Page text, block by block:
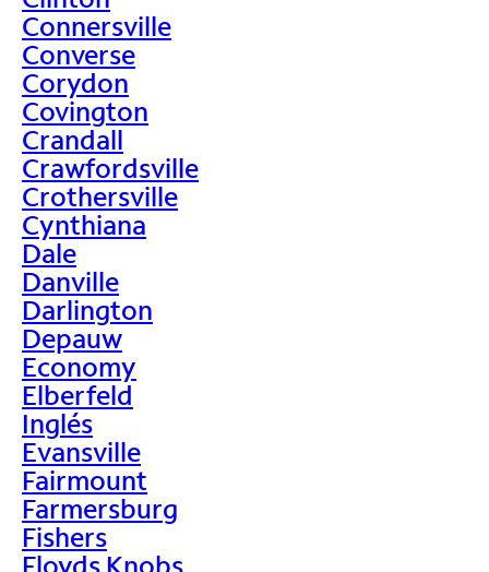
Connersville
Converse
Corydon
Covington
Crandall
Crawfordsville
Crothersville
Cynthiana
Dale
Danville
Darlington
Depauw
Economy
Elberfeld
Inglés
Evansville
Fairmount
Farmersburg
Fishers
Floyds Knobs